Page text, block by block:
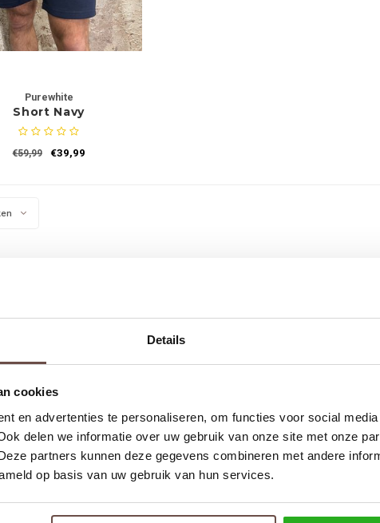
Details
cookies
en advertenties te personaliseren, om functies voor social
delen we informatie over uw gebruik van onze site met onze
partners kunnen deze gegevens combineren met andere
op basis van uw gebruik van hun services.
Purewhite
Short Navy
€59,99 €39,99